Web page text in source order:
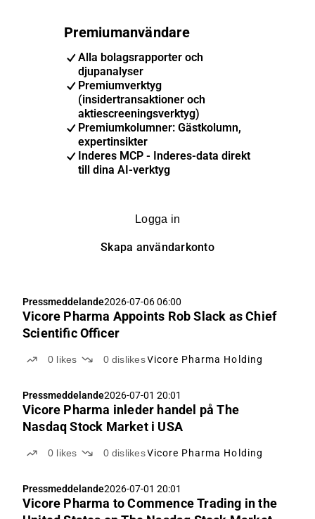
Premiumanvändare
Alla bolagsrapporter och
djupanalyser
Premiumverktyg
(insidertransaktioner och
aktiescreeningsverktyg)
Premiumkolumner: Gästkolumn,
expertinsikter
Inderes MCP - Inderes-data direkt
till dina AI-verktyg
Logga in
Skapa användarkonto
Pressmeddelande2026-07-06 06:00
Vicore Pharma Appoints Rob Slack as Chief
Scientific Officer
0 likes 0 dislikes Vicore Pharma Holding
Pressmeddelande2026-07-01 20:01
Vicore Pharma inleder handel på The
Nasdaq Stock Market i USA
0 likes 0 dislikes Vicore Pharma Holding
Pressmeddelande2026-07-01 20:01
Vicore Pharma to Commence Trading in the